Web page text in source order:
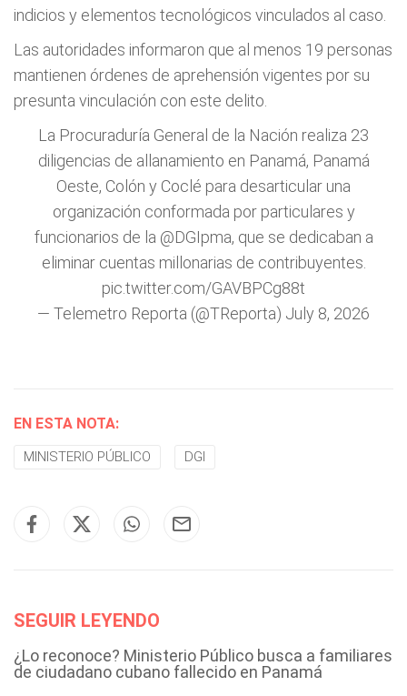
indicios y elementos tecnológicos vinculados al caso.
Las autoridades informaron que al menos 19 personas
mantienen órdenes de aprehensión vigentes por su
presunta vinculación con este delito.
La Procuraduría General de la Nación realiza 23
diligencias de allanamiento en Panamá, Panamá
Oeste, Colón y Coclé para desarticular una
organización conformada por particulares y
funcionarios de la @DGIpma, que se dedicaban a
eliminar cuentas millonarias de contribuyentes.
pic.twitter.com/GAVBPCg88t
— Telemetro Reporta (@TReporta) July 8, 2026
EN ESTA NOTA:
MINISTERIO PÚBLICO DGI
SEGUIR LEYENDO
¿Lo reconoce? Ministerio Público busca a familiares
de ciudadano cubano fallecido en Panamá